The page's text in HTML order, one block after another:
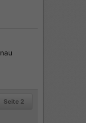
Seite 2